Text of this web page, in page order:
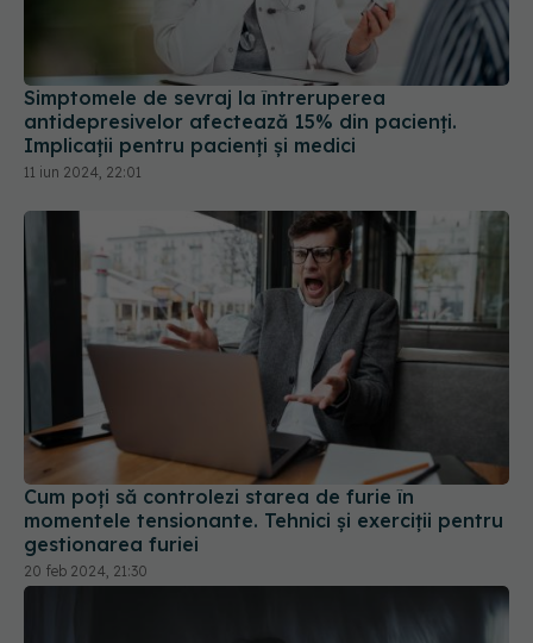
Simptomele de sevraj la întreruperea
antidepresivelor afectează 15% din pacienți.
Implicații pentru pacienți și medici
11 iun 2024, 22:01
Cum poți să controlezi starea de furie în
momentele tensionante. Tehnici și exerciții pentru
gestionarea furiei
20 feb 2024, 21:30